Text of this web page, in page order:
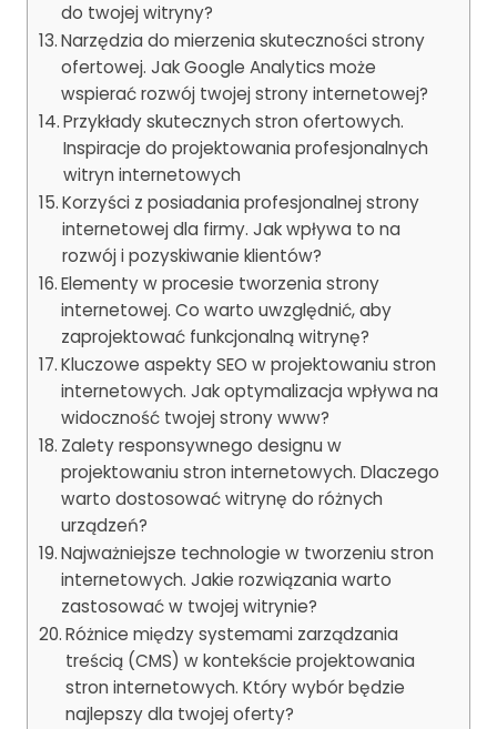
do twojej witryny?
Narzędzia do mierzenia skuteczności strony
ofertowej. Jak Google Analytics może
wspierać rozwój twojej strony internetowej?
Przykłady skutecznych stron ofertowych.
Inspiracje do projektowania profesjonalnych
witryn internetowych
Korzyści z posiadania profesjonalnej strony
internetowej dla firmy. Jak wpływa to na
rozwój i pozyskiwanie klientów?
Elementy w procesie tworzenia strony
internetowej. Co warto uwzględnić, aby
zaprojektować funkcjonalną witrynę?
Kluczowe aspekty SEO w projektowaniu stron
internetowych. Jak optymalizacja wpływa na
widoczność twojej strony www?
Zalety responsywnego designu w
projektowaniu stron internetowych. Dlaczego
warto dostosować witrynę do różnych
urządzeń?
Najważniejsze technologie w tworzeniu stron
internetowych. Jakie rozwiązania warto
zastosować w twojej witrynie?
Różnice między systemami zarządzania
treścią (CMS) w kontekście projektowania
stron internetowych. Który wybór będzie
najlepszy dla twojej oferty?